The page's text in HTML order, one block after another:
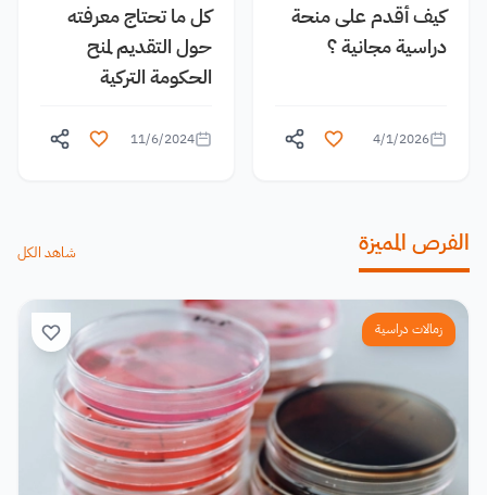
كيف أقدم على منحة
دراسية مجانية ؟
4/1/2026
كل ما تحتاج معرفته
حول التقديم لمنح
الحكومة التركية
11/6/2024
الفرص المميزة شاهد الكل
زمالات دراسية